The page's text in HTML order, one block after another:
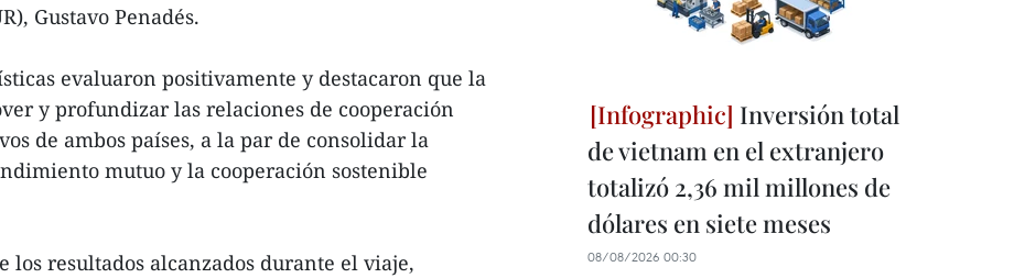
Gustavo Penadés.
evaluaron positivamente y destacaron que la
y profundizar las relaciones de cooperación
de ambos países, a la par de consolidar la
mutuo y la cooperación sostenible
los resultados alcanzados durante el viaje,
Inversión total
de vietnam en el extranjero
totalizó 2,36 mil millones de
dólares en siete meses
08/08/2026 00:30